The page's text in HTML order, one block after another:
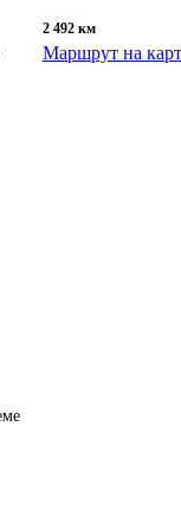
2 492 км
Маршрут на